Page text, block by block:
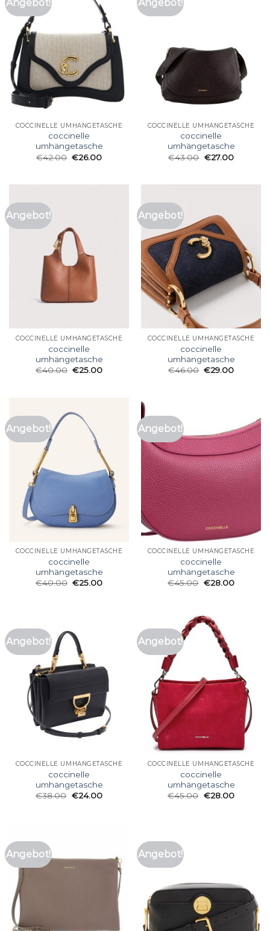
Angebot!
COCCINELLE UMHÄNGETASCHE
coccinelle
umhängetasche
€42.00 €26.00
Angebot!
COCCINELLE UMHÄNGETASCHE
coccinelle
umhängetasche
€43.00 €27.00
Angebot!
COCCINELLE UMHÄNGETASCHE
coccinelle
umhängetasche
€40.00 €25.00
Angebot!
COCCINELLE UMHÄNGETASCHE
coccinelle
umhängetasche
€46.00 €29.00
Angebot!
COCCINELLE UMHÄNGETASCHE
coccinelle
umhängetasche
€40.00 €25.00
Angebot!
COCCINELLE UMHÄNGETASCHE
coccinelle
umhängetasche
€45.00 €28.00
Angebot!
COCCINELLE UMHÄNGETASCHE
coccinelle
umhängetasche
€38.00 €24.00
Angebot!
COCCINELLE UMHÄNGETASCHE
coccinelle
umhängetasche
€45.00 €28.00
Angebot! Angebot!